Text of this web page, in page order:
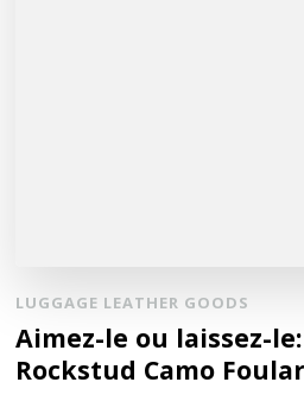
LUGGAGE LEATHER GOODS
Aimez-le ou laissez-
Rockstud Camo